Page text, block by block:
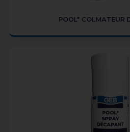
POOL* COLMATEUR